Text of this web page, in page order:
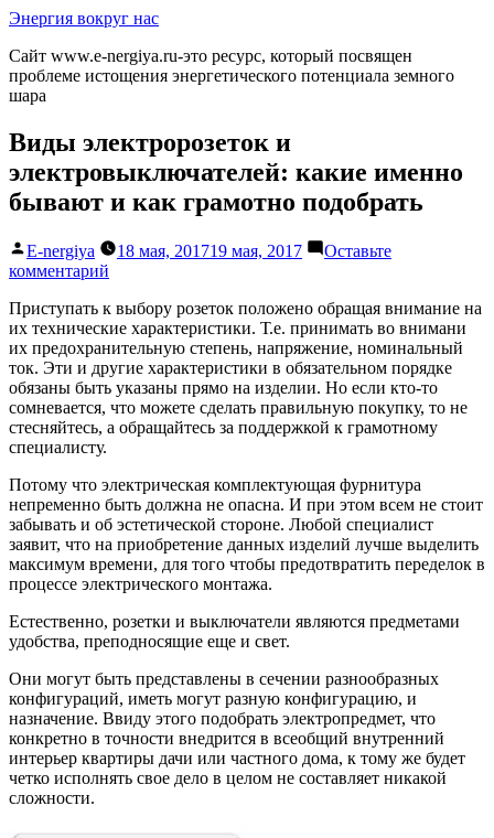
Перейти
содержимому
Энергия вокруг нас
Сайт www.e-nergiya.ru-это ресурс, который посвящен
проблеме истощения энергетического потенциала земного
шара
Виды электророзеток и
электровыключателей: какие именно
бывают и как грамотно подобрать
Написано
автором
E-nergiya 18 мая, 201719 мая, 2017
Оставьте
комментарий
электророзеток
и
электровыключателей:
какие
именно
бывают
и
подобрать
Приступать к выбору розеток положено обращая внимание на
их технические характеристики. Т.е. принимать во внимани
их предохранительную степень, напряжение, номинальный
ток. Эти и другие характеристики в обязательном порядке
обязаны быть указаны прямо на изделии. Но если кто-то
сомневается, что можете сделать правильную покупку, то не
стесняйтесь, а обращайтесь за поддержкой к грамотному
специалисту.
Потому что электрическая комплектующая фурнитура
непременно быть должна не опасна. И при этом всем не стоит
забывать и об эстетической стороне. Любой специалист
заявит, что на приобретение данных изделий лучше выделить
максимум времени, для того чтобы предотвратить переделок в
процессе электрического монтажа.
Естественно, розетки и выключатели являются предметами
удобства, преподносящие еще и свет.
Они могут быть представлены в сечении разнообразных
конфигураций, иметь могут разную конфигурацию, и
назначение. Ввиду этого подобрать электропредмет, что
конкретно в точности внедрится в всеобщий внутренний
интерьер квартиры дачи или частного дома, к тому же будет
четко исполнять свое дело в целом не составляет никакой
сложности.